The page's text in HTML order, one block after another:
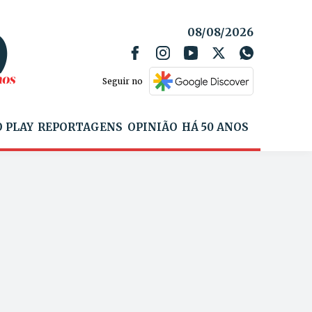
08/08/2026
Seguir no
PLAY REPORTAGENS OPINIÃO HÁ 50 ANOS